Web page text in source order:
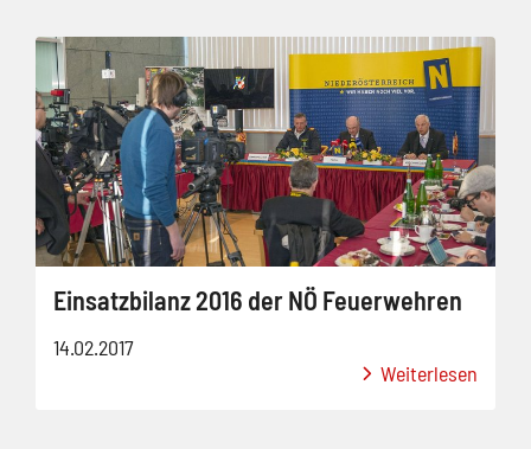
Einsatzbilanz 2016 der NÖ Feuerwehren
14.02.2017
Weiterlesen